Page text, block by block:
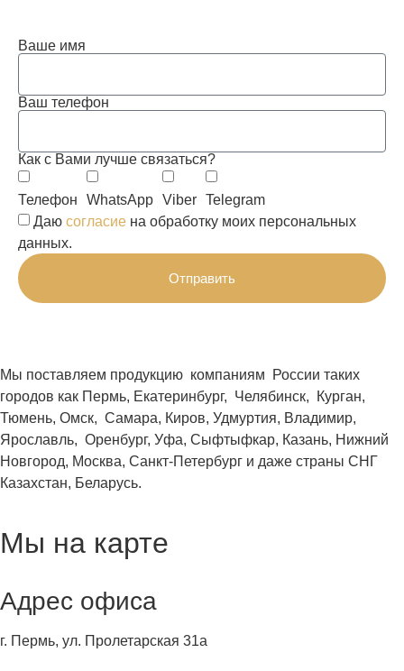
Ваше имя
Ваш телефон
Как с Вами лучше связаться?
Телефон WhatsApp Viber Telegram
Даю согласие на обработку моих персональных
данных.
Отправить
Мы поставляем продукцию компаниям России таких
городов как Пермь, Екатеринбург, Челябинск, Курган,
Тюмень, Омск, Самара, Киров, Удмуртия, Владимир,
Ярославль, Оренбург, Уфа, Сыфтыфкар, Казань, Нижний
Новгород, Москва, Санкт-Петербург и даже страны СНГ
Казахстан, Беларусь.
Мы на карте
Адрес офиса
г. Пермь, ул. Пролетарская 31а